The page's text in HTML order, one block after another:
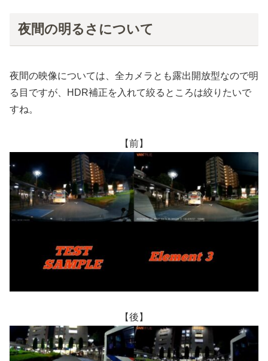
夜間の明るさについて
夜間の映像については、全カメラとも露出開放型なので明
る目ですが、HDR補正を入れて絞るところは絞りたいで
すね。
【前】
【後】